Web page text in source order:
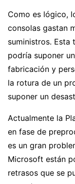
Como es lógico,
consolas gastan
suministros. Esta
podría suponer
fabricación y
la rotura de un
suponer un
Actualmente la
en fase de
es un gran
Microsoft están
retrasos que se